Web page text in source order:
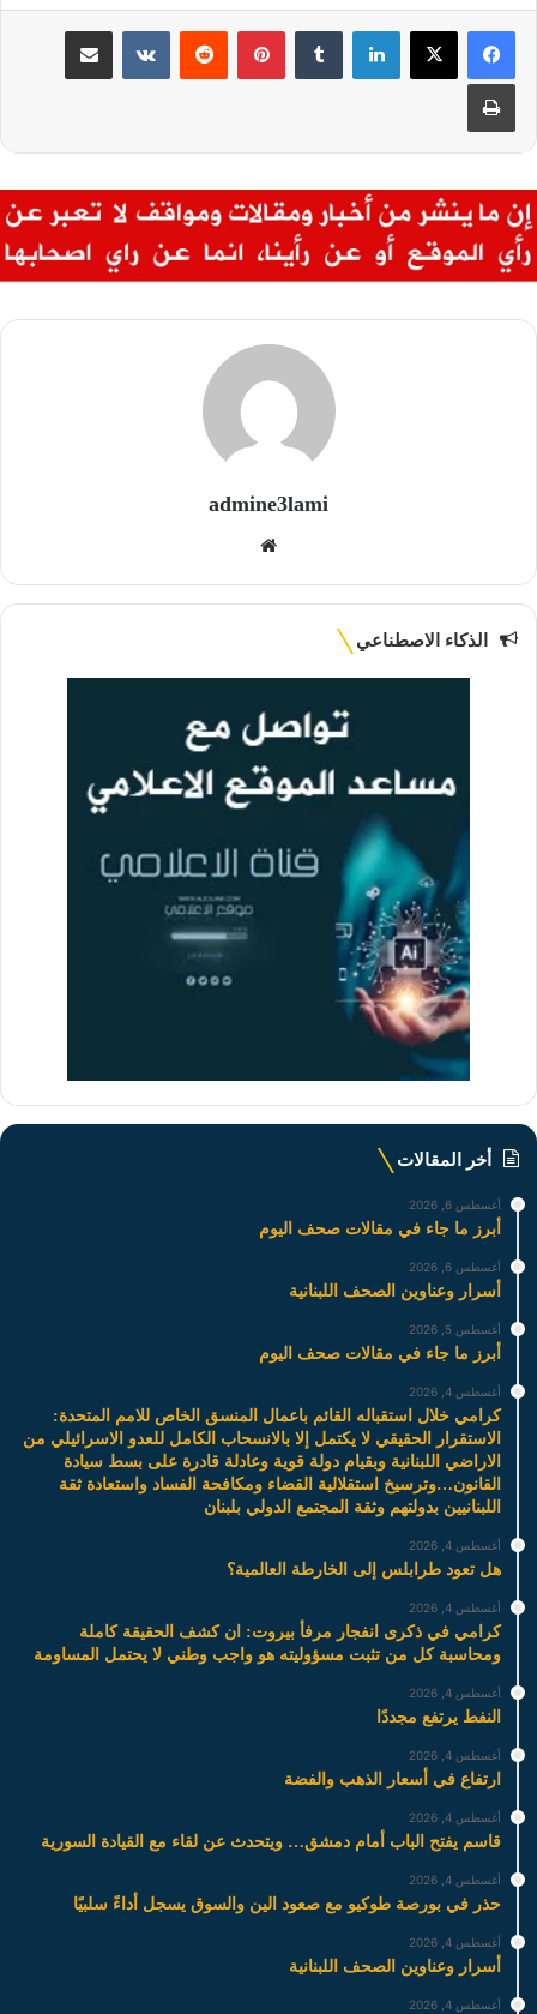
لينكدإن بينتيريست مشاركة عبر البريد
طباعة
admine3lami
الذكاء الاصطناعي
أخر المقالات
أغسطس 6, 2026
أبرز ما جاء في مقالات صحف اليوم
أغسطس 6, 2026
أسرار وعناوين الصحف اللبنانية
أغسطس 5, 2026
أبرز ما جاء في مقالات صحف اليوم
أغسطس 4, 2026
كرامي خلال استقباله القائم باعمال المنسق الخاص للامم المتحدة:
الاستقرار الحقيقي لا يكتمل إلا بالانسحاب الكامل للعدو الاسرائيلي من
الاراضي اللبنانية وبقيام دولة قوية وعادلة قادرة على بسط سيادة
القانون…وترسيخ استقلالية القضاء ومكافحة الفساد واستعادة ثقة
اللبنانيين بدولتهم وثقة المجتمع الدولي بلبنان
أغسطس 4, 2026
هل تعود طرابلس إلى الخارطة العالمية؟
أغسطس 4, 2026
كرامي في ذكرى انفجار مرفأ بيروت: ان كشف الحقيقة كاملة
ومحاسبة كل من تثبت مسؤوليته هو واجب وطني لا يحتمل المساومة
أغسطس 4, 2026
النفط يرتفع مجددًا
أغسطس 4, 2026
ارتفاع في أسعار الذهب والفضة
أغسطس 4, 2026
قاسم يفتح الباب أمام دمشق… ويتحدث عن لقاء مع القيادة السورية
أغسطس 4, 2026
حذر في بورصة طوكيو مع صعود الين والسوق يسجل أداءً سلبيًا
أغسطس 4, 2026
أسرار وعناوين الصحف اللبنانية
أغسطس 4, 2026